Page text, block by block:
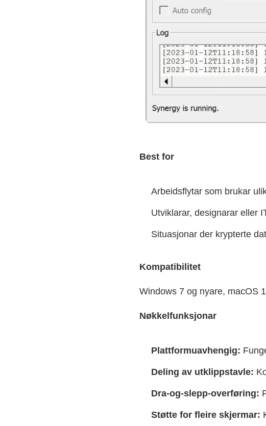
Best for
Arbeidsflytar som brukar
Utviklarar, designarar eller
Situasjonar der krypterte
Kompatibilitet
Windows 7 og nyare, macOS
Nøkkelfunksjonar
Plattformuavhengig:
Deling av utklippstavle:
Dra-og-slepp-overføring:
Støtte for fleire skjermar: